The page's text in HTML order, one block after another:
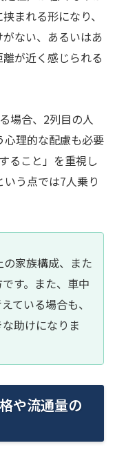
まれる形になり、
ない、あるいはあ
が近く感じられる
場合、2列目の人
理的な配慮も必要
ること」を重視し
う点では7人乗り
家族構成、また
す。また、車中
ている場合も、
助けになりま
や流通量の